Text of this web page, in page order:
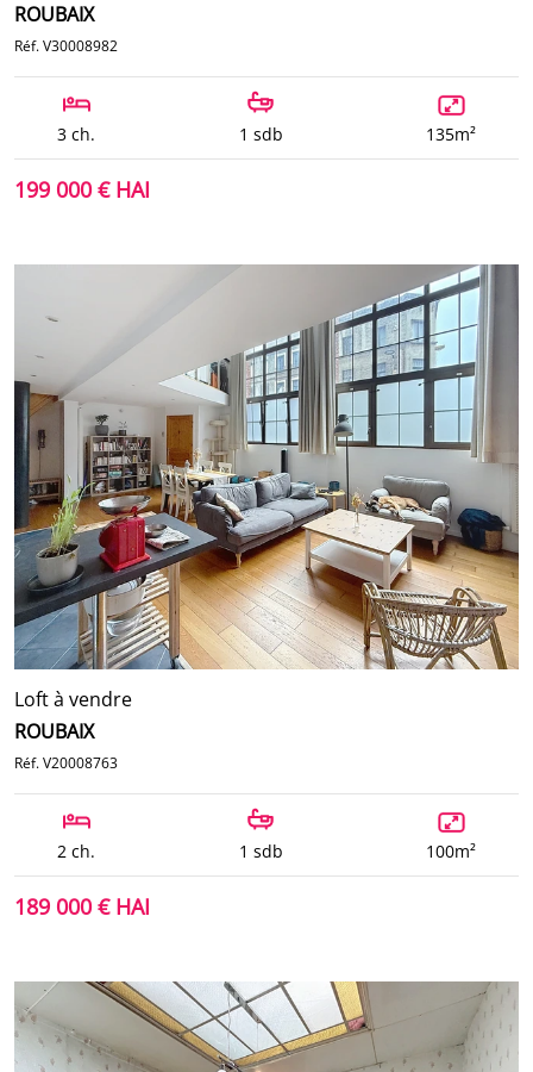
ROUBAIX
Réf. V30008982
3 ch. 1 sdb 135m²
199 000 € HAI
Loft à vendre
ROUBAIX
Réf. V20008763
2 ch. 1 sdb 100m²
189 000 € HAI